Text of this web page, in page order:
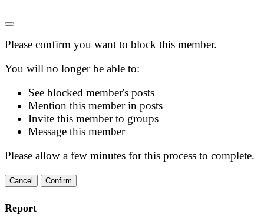
Please confirm you want to block this member.
You will no longer be able to:
See blocked member's posts
Mention this member in posts
Invite this member to groups
Message this member
Please allow a few minutes for this process to complete.
Confirm
Report